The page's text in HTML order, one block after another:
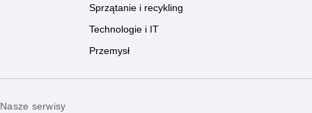
Sprzątanie i recykling
Technologie i IT
Przemysł
Nasze serwisy